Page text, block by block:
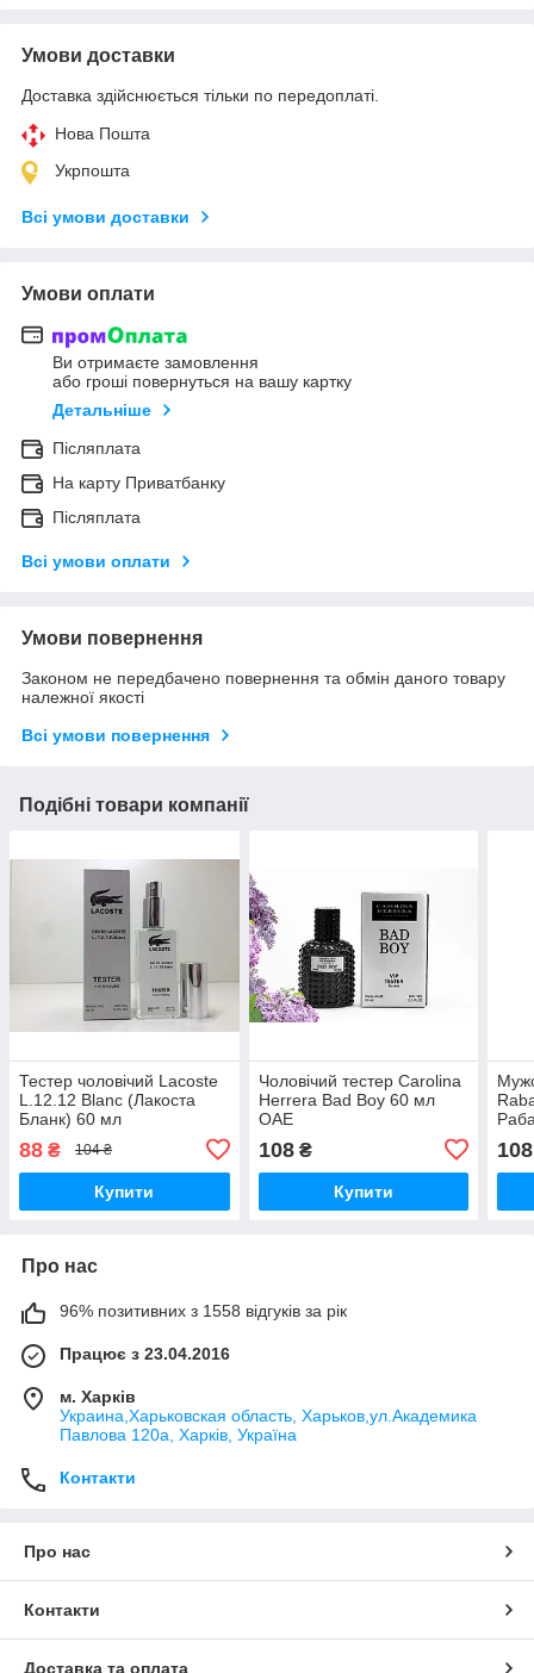
Умови доставки
Доставка здійснюється тільки по передоплаті.
Нова Пошта
Укрпошта
Всі умови доставки
Умови оплати
Ви отримаєте замовлення
або гроші повернуться на вашу картку
Детальніше
Післяплата
На карту Приватбанку
Післяплата
Всі умови оплати
Умови повернення
Законом не передбачено повернення та обмін даного товару
належної якості
Всі умови повернення
Подібні товари компанії
Тестер чоловічий Lacoste
L.12.12 Blanc (Лакоста
Бланк) 60 мл
88 ₴ 104 ₴
Купити
Чоловічий тестер Carolina
Herrera Bad Boy 60 мл
ОАЕ
108₴
Купити
108
Про нас
96% позитивних з 1558 відгуків за рік
Працює з 23.04.2016
м. Харків
Украина,Харьковская область, Харьков,ул.Академика
Павлова 120а, Харків, Україна
Контакти
Про нас
Контакти
Доставка та оплата